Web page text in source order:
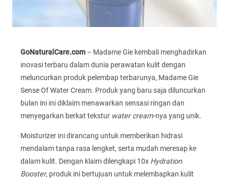
GoNaturalCare.com – Madame Gie kembali menghadirkan
inovasi terbaru dalam dunia perawatan kulit dengan
meluncurkan produk pelembap terbarunya, Madame Gie
Sense Of Water Cream. Produk yang baru saja diluncurkan
bulan ini ini diklaim menawarkan sensasi ringan dan
menyegarkan berkat tekstur water cream-nya yang unik.
Moisturizer ini dirancang untuk memberikan hidrasi
mendalam tanpa rasa lengket, serta mudah meresap ke
dalam kulit. Dengan klaim dilengkapi 10x Hydration
Booster, produk ini bertujuan untuk melembapkan kulit